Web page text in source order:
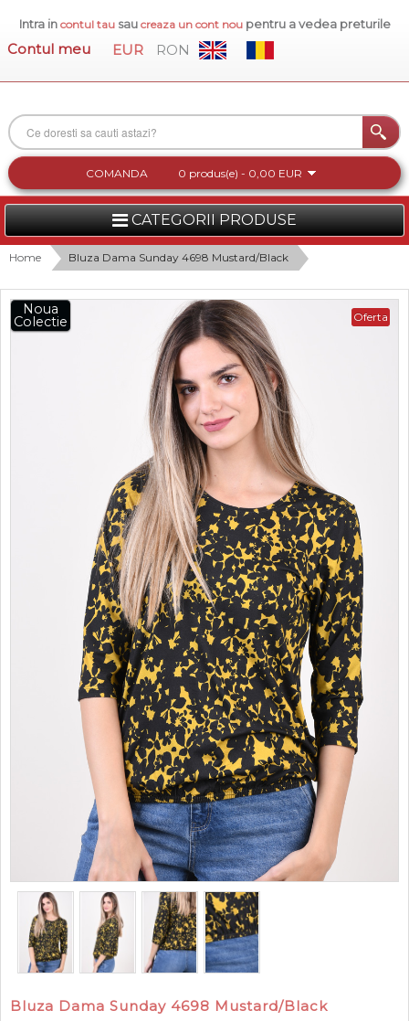
Intra in contul tausau creaza un cont nou pentru a vedea preturile
Contul meu EUR RON
COMANDA 0 produs(e) - 0,00 EUR
CATEGORII PRODUSE
FEMEI
BARBATI
INCALTAMINTE DAMA
Home Bluza Dama Sunday 4698 Mustard/Black
Oferta
Noua
Colectie
Bluza Dama Sunday 4698 Mustard/Black